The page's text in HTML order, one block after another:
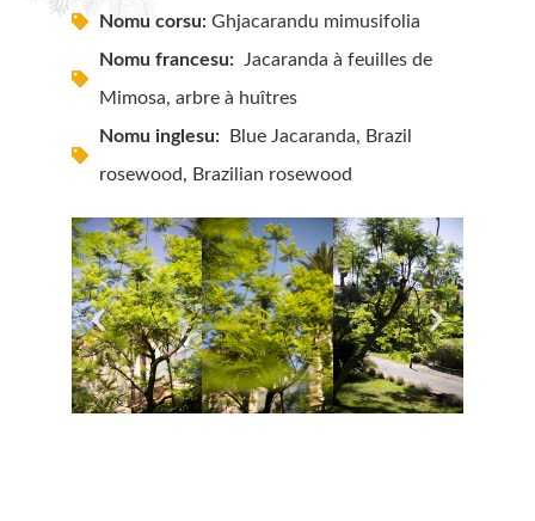
Nomu corsu:Ghjacarandu mimusifolia
Nomu francesu:
Jacaranda à feuilles de
Mimosa, arbre à huîtres
Nomu inglesu:
Blue Jacaranda, Brazil
rosewood, Brazilian rosewood